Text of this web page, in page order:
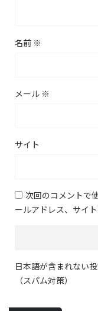
名前 ※
メール ※
サイト
次回のコメントで
ールアドレス、サイト
日本語が含まれない
（スパム対策）